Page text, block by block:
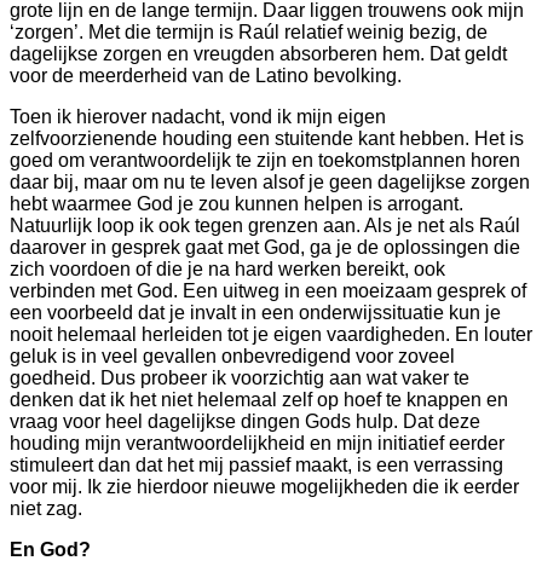
grote lijn en de lange termijn. Daar liggen trouwens ook mijn
‘zorgen’. Met die termijn is Raúl relatief weinig bezig, de
dagelijkse zorgen en vreugden absorberen hem. Dat geldt
voor de meerderheid van de Latino bevolking.
Toen ik hierover nadacht, vond ik mijn eigen
zelfvoorzienende houding een stuitende kant hebben. Het is
goed om verantwoordelijk te zijn en toekomstplannen horen
daar bij, maar om nu te leven alsof je geen dagelijkse zorgen
hebt waarmee God je zou kunnen helpen is arrogant.
Natuurlijk loop ik ook tegen grenzen aan. Als je net als Raúl
daarover in gesprek gaat met God, ga je de oplossingen die
zich voordoen of die je na hard werken bereikt, ook
verbinden met God. Een uitweg in een moeizaam gesprek of
een voorbeeld dat je invalt in een onderwijssituatie kun je
nooit helemaal herleiden tot je eigen vaardigheden. En louter
geluk is in veel gevallen onbevredigend voor zoveel
goedheid. Dus probeer ik voorzichtig aan wat vaker te
denken dat ik het niet helemaal zelf op hoef te knappen en
vraag voor heel dagelijkse dingen Gods hulp. Dat deze
houding mijn verantwoordelijkheid en mijn initiatief eerder
stimuleert dan dat het mij passief maakt, is een verrassing
voor mij. Ik zie hierdoor nieuwe mogelijkheden die ik eerder
niet zag.
En God?